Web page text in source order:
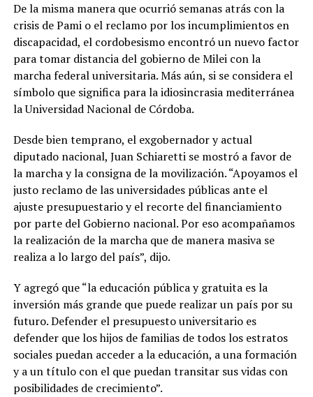
De la misma manera que ocurrió semanas atrás con la
crisis de Pami o el reclamo por los incumplimientos en
discapacidad, el cordobesismo encontró un nuevo factor
para tomar distancia del gobierno de Milei con la
marcha federal universitaria. Más aún, si se considera el
símbolo que significa para la idiosincrasia mediterránea
la Universidad Nacional de Córdoba.
Desde bien temprano, el exgobernador y actual
diputado nacional, Juan Schiaretti se mostró a favor de
la marcha y la consigna de la movilización. “Apoyamos el
justo reclamo de las universidades públicas ante el
ajuste presupuestario y el recorte del financiamiento
por parte del Gobierno nacional. Por eso acompañamos
la realización de la marcha que de manera masiva se
realiza a lo largo del país”, dijo.
Y agregó que “la educación pública y gratuita es la
inversión más grande que puede realizar un país por su
futuro. Defender el presupuesto universitario es
defender que los hijos de familias de todos los estratos
sociales puedan acceder a la educación, a una formación
y a un título con el que puedan transitar sus vidas con
posibilidades de crecimiento”.